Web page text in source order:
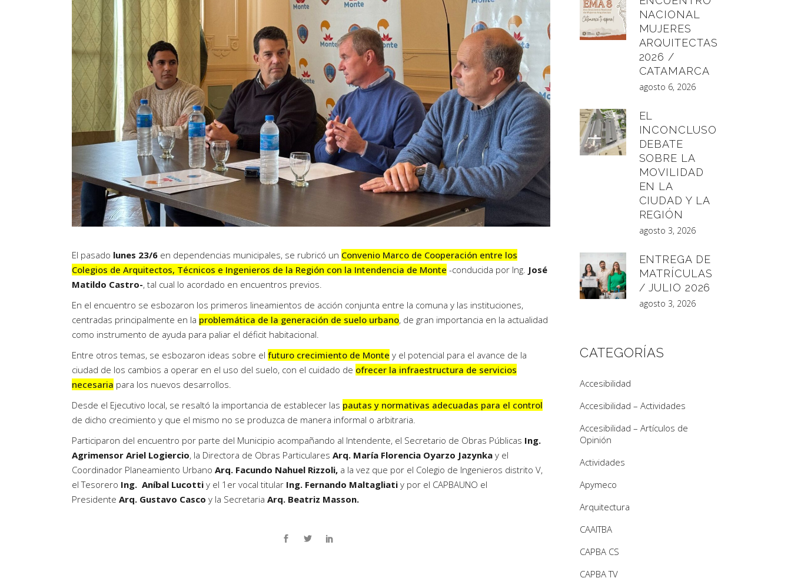
Artículos de Opinión
Actividades
El pasado lunes 23/6 en dependencias municipales, se rubricó un Convenio Marco de Cooperación entre los
Colegios de Arquitectos, Técnicos e Ingenieros de la Región con la Intendencia de Monte -conducida por Ing. José
Matildo Castro-, tal cual lo acordado en encuentros previos.
En el encuentro se esbozaron los primeros lineamientos de acción conjunta entre la comuna y las instituciones,
centradas principalmente en la problemática de la generación de suelo urbano, de gran importancia en la actualidad
como instrumento de ayuda para paliar el déficit habitacional.
Entre otros temas, se esbozaron ideas sobre el futuro crecimiento de Monte y el potencial para el avance de la
ciudad de los cambios a operar en el uso del suelo, con el cuidado de ofrecer la infraestructura de servicios
necesaria para los nuevos desarrollos.
Desde el Ejecutivo local, se resaltó la importancia de establecer las pautas y normativas adecuadas para el control
de dicho crecimiento y que el mismo no se produzca de manera informal o arbitraria.
Participaron del encuentro por parte del Municipio acompañando al Intendente, el Secretario de Obras Públicas Ing.
Agrimensor Ariel Logiercio, la Directora de Obras Particulares Arq. María Florencia Oyarzo Jazynka y el
Coordinador Planeamiento Urbano Arq. Facundo Nahuel Rizzoli, a la vez que por el Colegio de Ingenieros distrito V,
el Tesorero Ing. Aníbal Lucotti y el 1er vocal titular Ing. Fernando Maltagliati y por el CAPBAUNO el
Presidente Arq. Gustavo Casco y la Secretaria Arq. Beatriz Masson.
NACIONAL
MUJERES
ARQUITECTAS
2026 /
CATAMARCA
agosto 6, 2026
EL
INCONCLUSO
DEBATE
SOBRE LA
MOVILIDAD
EN LA
CIUDAD Y LA
REGIÓN
agosto 3, 2026
ENTREGA DE
MATRÍCULAS
/ JULIO 2026
agosto 3, 2026
CATEGORÍAS
Accesibilidad
Accesibilidad – Actividades
Accesibilidad – Artículos de
Opinión
Actividades
Apymeco
Arquitectura
CAAITBA
CAPBA CS
CAPBA TV